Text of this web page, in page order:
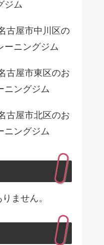
ジム
古屋市中川区の
ーニングジム
古屋市東区のお
ニングジム
古屋市北区のお
ニングジム
ません。